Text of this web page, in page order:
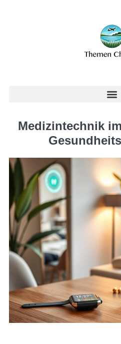
Medizintechnik